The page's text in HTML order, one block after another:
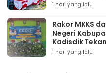
1 hari yang lalu
Rakor MKKS
Negeri
Kadisdik
Pendidikan
1 hari yang lalu